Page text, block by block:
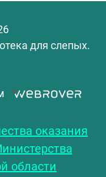
для слепых.
оказания
области